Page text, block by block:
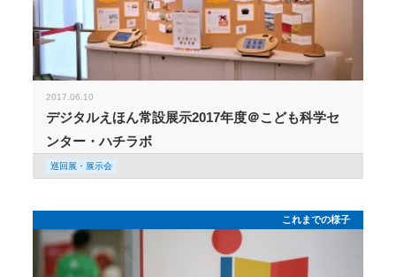
2017.06.10
デジタルえほん常設展示2017年度＠こども科学セ
ンター・ハチラボ
巡回展・展示会
これまでの様子